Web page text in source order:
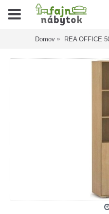
Domov REA OFFICE